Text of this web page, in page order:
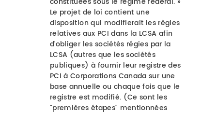
Le projet de loi contient une
disposition qui modifierait les règles
relatives aux PCI dans la LCSA afin
d'obliger les sociétés régies par la
LCSA (autres que les sociétés
publiques) à fournir leur registre des
PCI à Corporations Canada sur une
base annuelle ou chaque fois que le
registre est modifié. (Ce sont les
"premières étapes" mentionnées